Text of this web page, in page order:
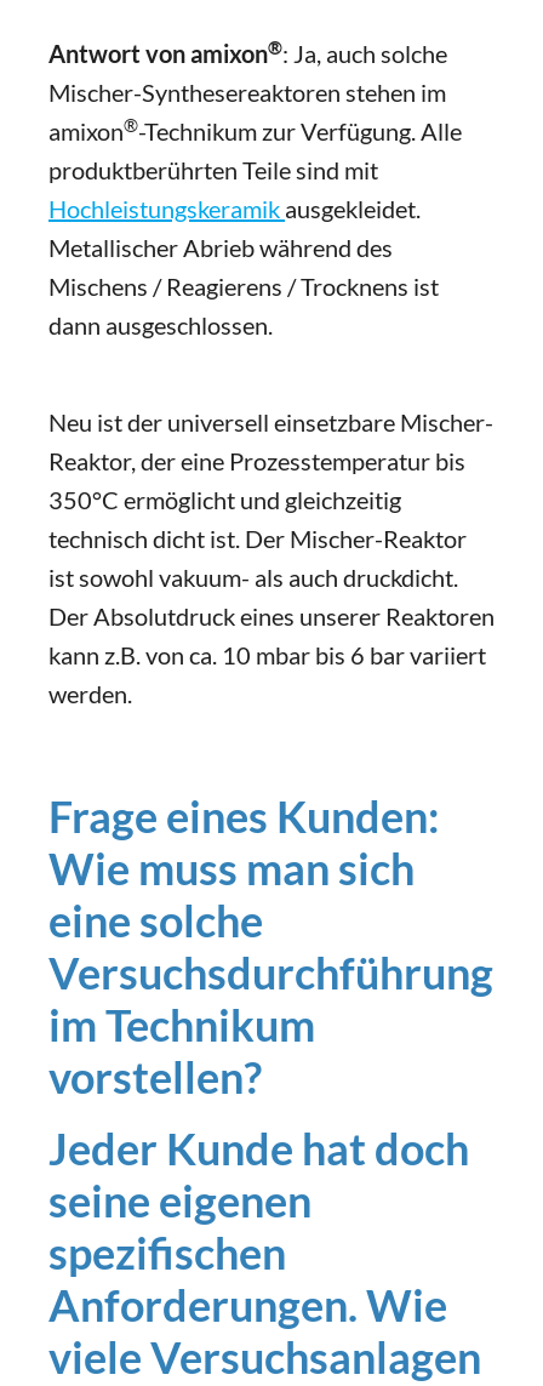
Antwort von amixon®: Ja, auch solche
Mischer-Synthesereaktoren stehen im
amixon®-Technikum zur Verfügung. Alle
produktberührten Teile sind mit
Hochleistungskeramik ausgekleidet.
Metallischer Abrieb während des
Mischens / Reagierens / Trocknens ist
dann ausgeschlossen.
Neu ist der universell einsetzbare Mischer-
Reaktor, der eine Prozesstemperatur bis
350°C ermöglicht und gleichzeitig
technisch dicht ist. Der Mischer-Reaktor
ist sowohl vakuum- als auch druckdicht.
Der Absolutdruck eines unserer Reaktoren
kann z.B. von ca. 10 mbar bis 6 bar variiert
werden.
Frage eines Kunden:
Wie muss man sich
eine solche
Versuchsdurchführung
im Technikum
vorstellen?
Jeder Kunde hat doch
seine eigenen
spezifischen
Anforderungen. Wie
viele Versuchsanlagen